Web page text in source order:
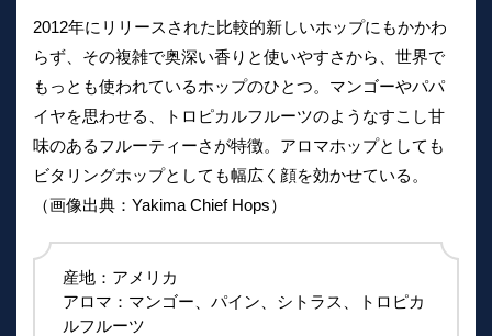
2012年にリリースされた比較的新しいホップにもかかわ
らず、その複雑で奥深い香りと使いやすさから、世界で
もっとも使われているホップのひとつ。マンゴーやパパ
イヤを思わせる、トロピカルフルーツのようなすこし甘
味のあるフルーティーさが特徴。アロマホップとしても
ビタリングホップとしても幅広く顔を効かせている。
（画像出典：Yakima Chief Hops）
産地：アメリカ
アロマ：マンゴー、パイン、シトラス、トロピカ
ルフルーツ